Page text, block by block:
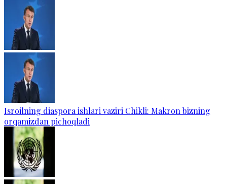
Isroilning diaspora ishlari vaziri Chikli: Makron bizning
orqamizdan pichoqladi